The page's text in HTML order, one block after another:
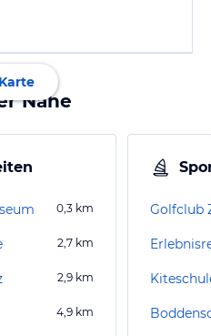
Karte
Nähe
0,3 km
2,7 km
2,9 km
4,9 km
Golfclub